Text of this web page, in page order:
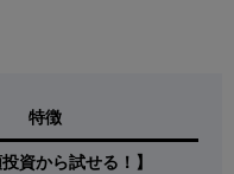
特徴
資から試せる！】